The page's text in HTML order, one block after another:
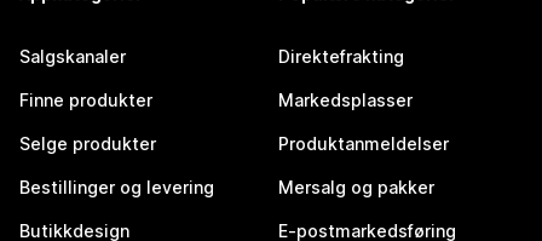
Salgskanaler
Finne produkter
Selge produkter
Bestillinger og levering
Butikkdesign
Direktefrakting
Markedsplasser
Produktanmeldelser
Mersalg og pakker
E-postmarkedsføring